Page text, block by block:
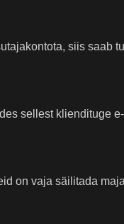
siis saab
sellest kliendituge
on vaja säilitada